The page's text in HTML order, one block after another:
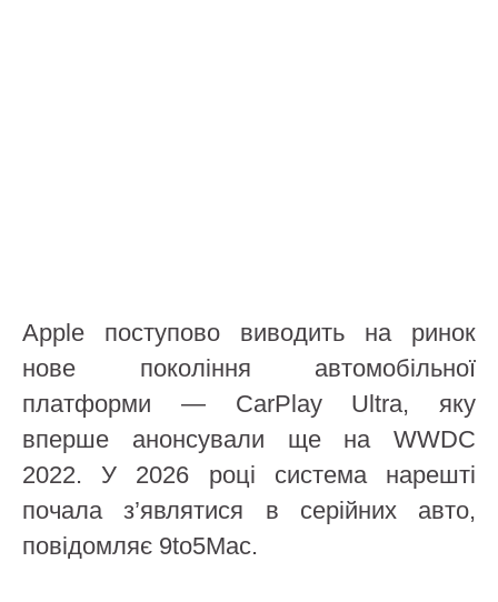
Apple поступово виводить на ринок
нове покоління автомобільної
платформи — CarPlay Ultra, яку
вперше анонсували ще на WWDC
2022. У 2026 році система нарешті
почала з’являтися в серійних авто,
повідомляє 9to5Mac.